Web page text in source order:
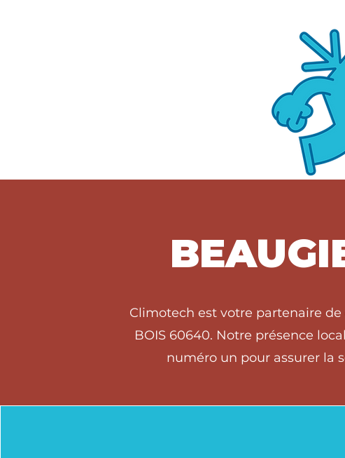
Climotech est votre partenaire de
BOIS 60640. Notre présence
numéro un pour assurer la